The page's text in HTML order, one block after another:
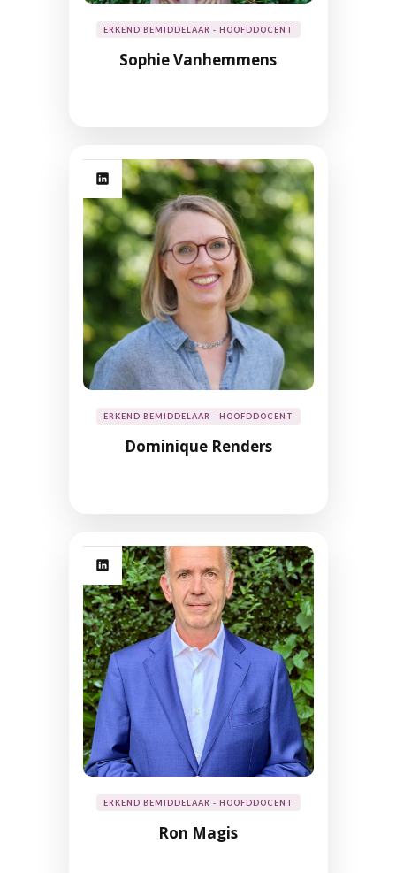
ERKEND BEMIDDELAAR - HOOFDDOCENT
Sophie Vanhemmens
ERKEND BEMIDDELAAR - HOOFDDOCENT
Dominique Renders
ERKEND BEMIDDELAAR - HOOFDDOCENT
Ron Magis